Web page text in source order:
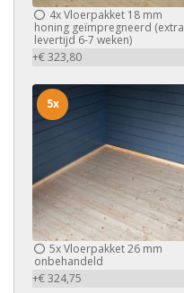
4xVloerpakket 18 mm
honing geïmpregneerd (extra
levertijd 6-7 weken)
+€ 323,80
5xVloerpakket 26 mm
onbehandeld
+€ 324,75
5x